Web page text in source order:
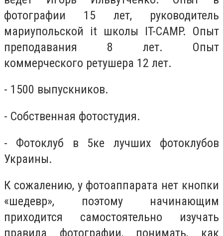
фотографии 15 лет, руководитель
мариупольской it школы IT-CAMP. Опыт
преподавания 8 лет. Опыт
коммерческого ретушера 12 лет.
- 1500 выпускников.
- Собственная фотостудия.
- Фотоклуб в 5ке лучших фотоклубов
Украины.
К сожалению, у фотоаппарата нет кнопки
«шедевр», поэтому начинающим
приходится самостоятельно изучать
правила фотографии, понимать, как